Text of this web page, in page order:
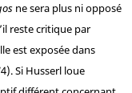
ne sera plus ni opposé
reste critique par
est exposée dans
Si Husserl loue